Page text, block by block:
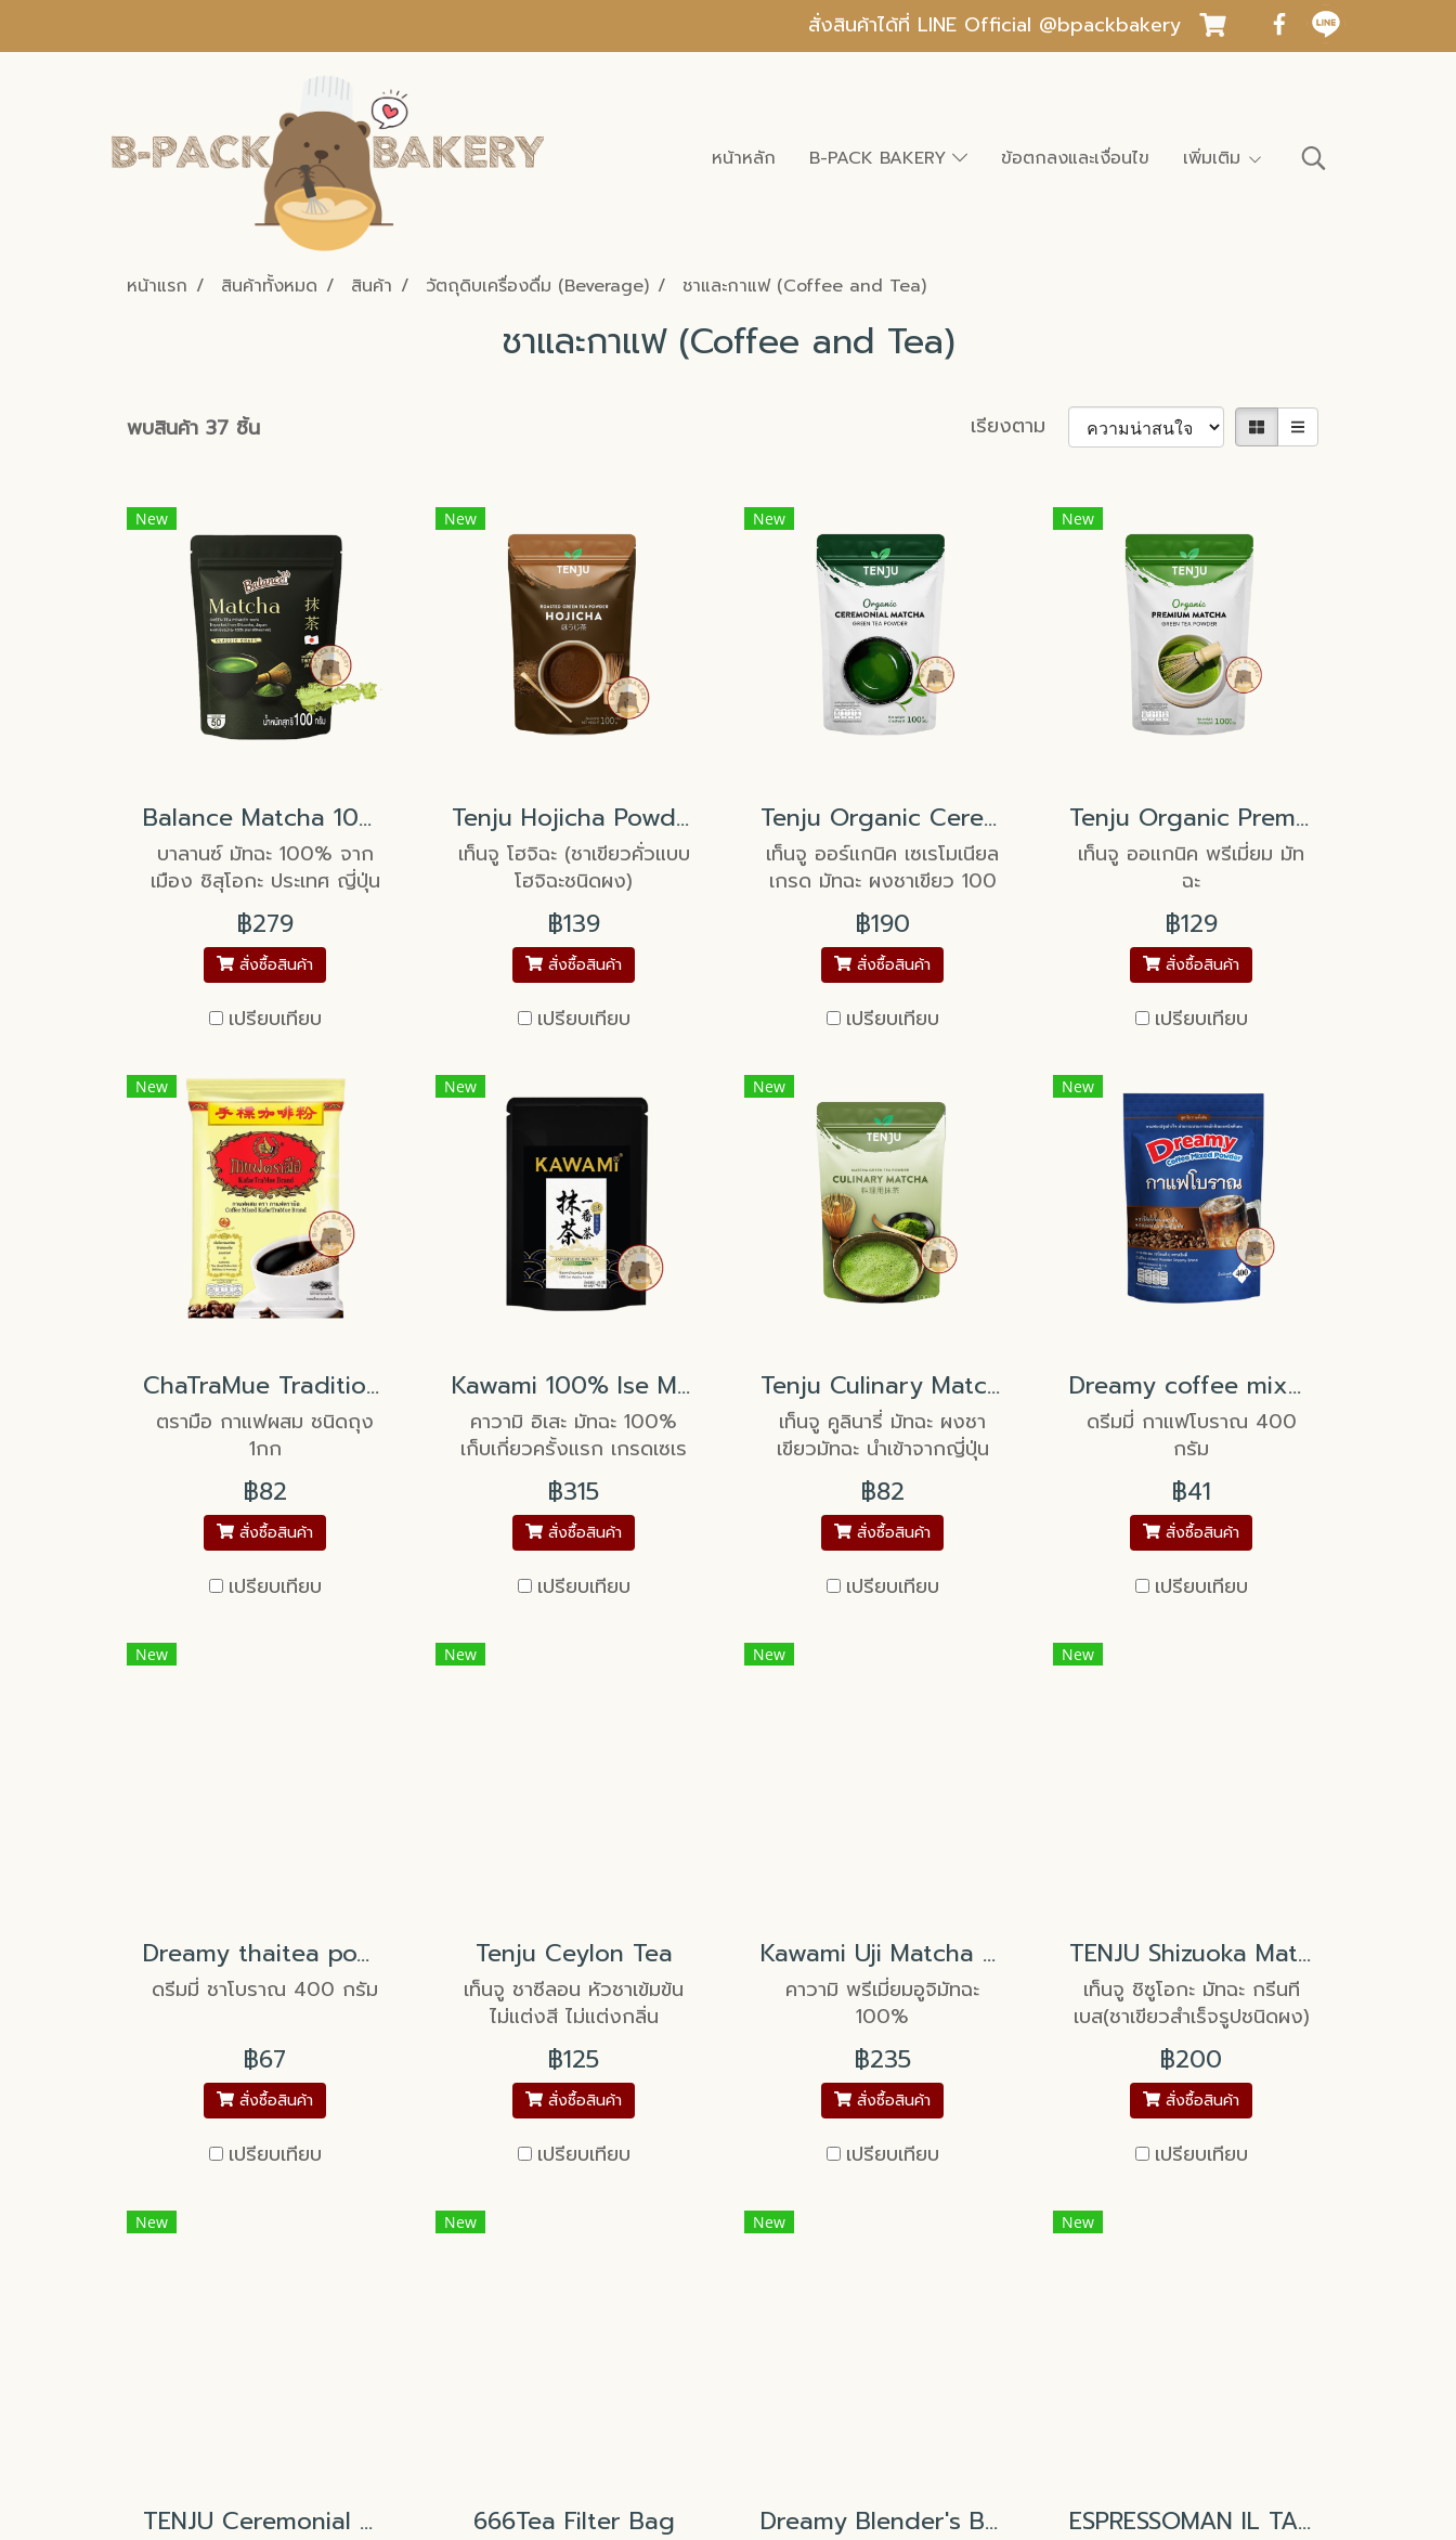
สั่งสินค้าได้ที่ LINE Official @bpackbakery
หน้าหลัก B-PACK BAKERY ข้อตกลงและเงื่อนไข เพิ่มเติม
หน้าแรก สินค้าทั้งหมด สินค้า วัตถุดิบเครื่องดื่ม (Beverage) ชาและกาแฟ (Coffee and Tea)
ชาและกาแฟ (Coffee and Tea)
พบสินค้า 37 ชิ้น เรียงตาม
New
Balance Matcha 100% Green Tea Classic Craft Shizuoka, Japan
บาลานซ์ มัทฉะ 100% จาก
เมือง ชิสุโอกะ ประเทศ ญี่ปุ่น
฿279
สั่งซื้อสินค้า
เปรียบเทียบ
New
Tenju Hojicha Powder
เท็นจู โฮจิฉะ (ชาเขียวคั่วแบบ
โฮจิฉะชนิดผง)
฿139
สั่งซื้อสินค้า
เปรียบเทียบ
New
Tenju Organic Ceremonial Grade Matcha Powder 100g
เท็นจู ออร์แกนิค เซเรโมเนียล
เกรด มัทฉะ ผงชาเขียว 100
กรัม
฿190
สั่งซื้อสินค้า
เปรียบเทียบ
New
Tenju Organic Premium Grade Matcha Powder 100g
เท็นจู ออแกนิค พรีเมี่ยม มัท
ฉะ
฿129
สั่งซื้อสินค้า
เปรียบเทียบ
New
ChaTraMue Traditional Coffee 1kg
ตรามือ กาแฟผสม ชนิดถุง
1กก
฿82
สั่งซื้อสินค้า
เปรียบเทียบ
New
Kawami 100% Ise Matcha First Harvest Ceremonial Grade
คาวามิ อิเสะ มัทฉะ 100%
เก็บเกี่ยวครั้งแรก เกรดเซเร
โมเนียล เกรดพิธีการ
฿315
สั่งซื้อสินค้า
เปรียบเทียบ
New
Tenju Culinary Matcha
เท็นจู คูลินารี่ มัทฉะ ผงชา
เขียวมัทฉะ นำเข้าจากญี่ปุ่น
100g
฿82
สั่งซื้อสินค้า
เปรียบเทียบ
New
Dreamy coffee mixed powder 400g
ดรีมมี่ กาแฟโบราณ 400
กรัม
฿41
สั่งซื้อสินค้า
เปรียบเทียบ
New
Dreamy thaitea powder
ดรีมมี่ ชาโบราณ 400 กรัม
฿67
สั่งซื้อสินค้า
เปรียบเทียบ
New
Tenju Ceylon Tea
เท็นจู ชาซีลอน หัวชาเข้มข้น
ไม่แต่งสี ไม่แต่งกลิ่น
฿125
สั่งซื้อสินค้า
เปรียบเทียบ
New
Kawami Uji Matcha Powder 100% 100g
คาวามิ พรีเมี่ยมอูจิมัทฉะ
100%
฿235
สั่งซื้อสินค้า
เปรียบเทียบ
New
TENJU Shizuoka Matcha Green Tea Base
เท็นจู ชิซูโอกะ มัทฉะ กรีนที
เบส(ชาเขียวสำเร็จรูปชนิดผง)
฿200
สั่งซื้อสินค้า
เปรียบเทียบ
New
TENJU Ceremonial Matcha Green Tea Base
New
666Tea Filter Bag
New
Dreamy Blender's Bean Type 1
New
ESPRESSOMAN IL TARDO Blend Medium Roasted